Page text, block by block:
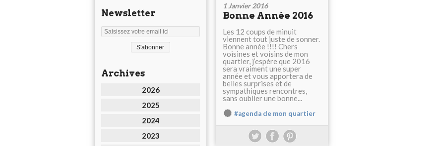
Newsletter
Archives
2026
2025
2024
2023
1 Janvier 2016
Bonne Année 2016
Les 12 coups de minuit
viennent tout juste de sonner.
Bonne année !!!! Chers
voisines et voisins de mon
quartier, j’espère que 2016
sera vraiment une super
année et vous apportera de
belles surprises et de
sympathiques rencontres,
sans oublier une bonne...
#agenda de mon quartier